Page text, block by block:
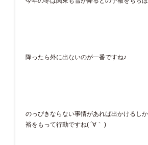
降ったら外に出ないのが一番ですね♪
のっぴきならない事情があれば出かけるし
裕をもって行動ですね( ´∀｀ )